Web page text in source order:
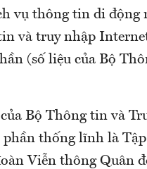
vụ thông tin di động
và truy nhập
(số liệu của Bộ
Bộ Thông tin và
thống lĩnh là
Viễn thông Quân